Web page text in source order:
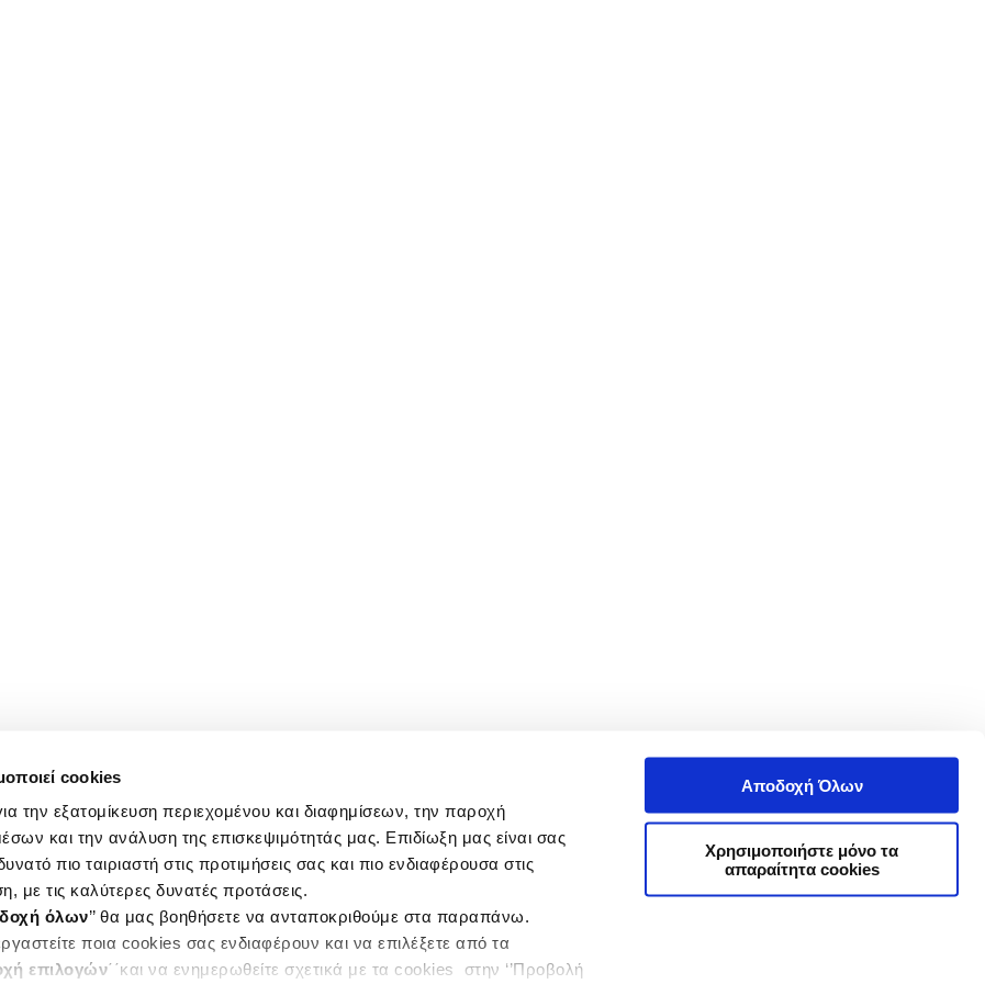
cookies
την εξατομίκευση περιεχομένου και διαφημίσεων, την παροχή
και την ανάλυση της επισκεψιμότητάς μας. Επιδίωξη μας είναι σας
πιο ταιριαστή στις προτιμήσεις σας και πιο ενδιαφέρουσα στις
με τις καλύτερες δυνατές προτάσεις.
όλων’’ θα μας βοηθήσετε να ανταποκριθούμε στα παραπάνω.
ποια cookies σας ενδιαφέρουν και να επιλέξετε από τα
επιλογών΄΄και να ενημερωθείτε σχετικά με τα cookies στην ‘’Προβολή
Αποδοχή Όλων
Χρησιμοποιήστε μόνο τα
απαραίτητα cookies